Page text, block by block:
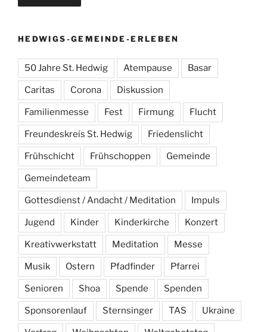
HEDWIGS-GEMEINDE-ERLEBEN
50 Jahre St. Hedwig Atempause Basar
Caritas Corona Diskussion
Familienmesse Fest Firmung Flucht
Freundeskreis St. Hedwig Friedenslicht
Frühschicht Frühschoppen Gemeinde
Gemeindeteam
Gottesdienst / Andacht / Meditation Impuls
Jugend Kinder Kinderkirche Konzert
Kreativwerkstatt Meditation Messe
Musik Ostern Pfadfinder Pfarrei
Senioren Shoa Spende Spenden
Sponsorenlauf Sternsinger TAS Ukraine